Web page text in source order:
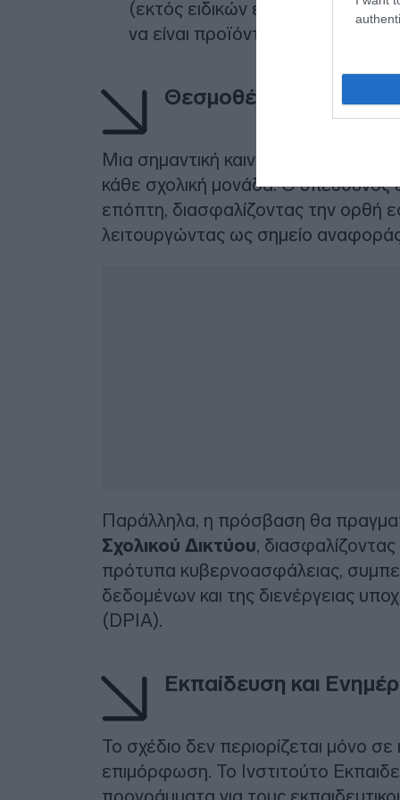
(εκτός ειδικών εξαιρέσεων),
να είναι προϊόντα
Θεσμοθέτηση του
Μια σημαντική καινοτομία είναι ο
κάθε σχολική μονάδα. Ο υπεύθυνος
επόπτη, διασφαλίζοντας την ορθή
λειτουργώντας ως σημείο
Παράλληλα, η πρόσβαση θα
Σχολικού Δικτύου,
πρότυπα κυβερνοασφάλειας,
δεδομένων και της διενέργειας
(DPIA).
Εκπαίδευση και
Το σχέδιο δεν περιορίζεται μόνο
επιμόρφωση. Το Ινστιτούτο
προγράμματα για τους